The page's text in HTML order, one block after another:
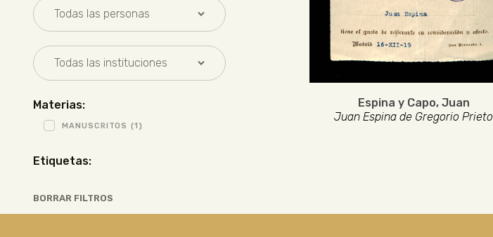
Materias:
MANUSCRITOS (1)
Etiquetas:
BORRAR FILTROS
Espina y Capo, Juan
Juan Espina de Gregorio Prieto